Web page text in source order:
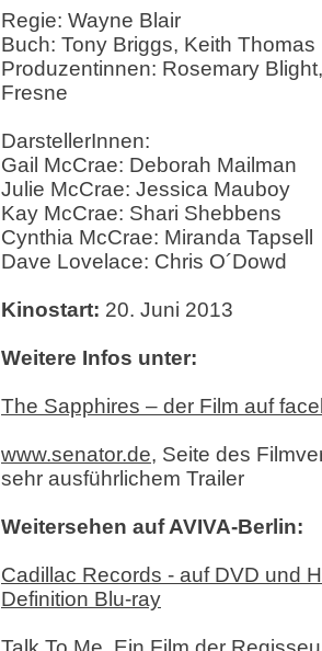
Regie: Wayne Blair
Buch: Tony Briggs, Keith Thomas
Produzentinnen: Rosemary
Fresne
DarstellerInnen:
Gail McCrae: Deborah Mailman
Julie McCrae: Jessica Mauboy
Kay McCrae: Shari Shebbens
Cynthia McCrae: Miranda Tapsell
Dave Lovelace: Chris O´Dowd
Kinostart: 20. Juni 2013
Weitere Infos unter:
The Sapphires – der Film auf
www.senator.de, Seite des
sehr ausführlichem Trailer
Weitersehen auf AVIVA-Berlin:
Cadillac Records - auf DVD und
Definition Blu-ray